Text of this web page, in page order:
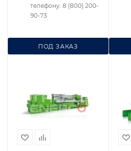
ПОД ЗАКАЗ
телефону: 8 (800) 200-
90-73